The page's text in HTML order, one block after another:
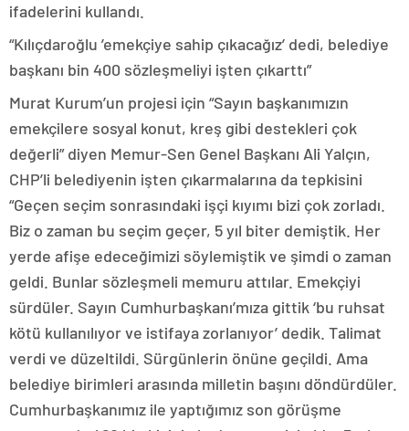
ifadelerini kullandı.
“Kılıçdaroğlu ’emekçiye sahip çıkacağız’ dedi, belediye
başkanı bin 400 sözleşmeliyi işten çıkarttı”
Murat Kurum’un projesi için “Sayın başkanımızın
emekçilere sosyal konut, kreş gibi destekleri çok
değerli” diyen Memur-Sen Genel Başkanı Ali Yalçın,
CHP’li belediyenin işten çıkarmalarına da tepkisini
“Geçen seçim sonrasındaki işçi kıyımı bizi çok zorladı.
Biz o zaman bu seçim geçer, 5 yıl biter demiştik. Her
yerde afişe edeceğimizi söylemiştik ve şimdi o zaman
geldi. Bunlar sözleşmeli memuru attılar. Emekçiyi
sürdüler. Sayın Cumhurbaşkanı’mıza gittik ‘bu ruhsat
kötü kullanılıyor ve istifaya zorlanıyor’ dedik. Talimat
verdi ve düzeltildi. Sürgünlerin önüne geçildi. Ama
belediye birimleri arasında milletin başını döndürdüler.
Cumhurbaşkanımız ile yaptığımız son görüşme